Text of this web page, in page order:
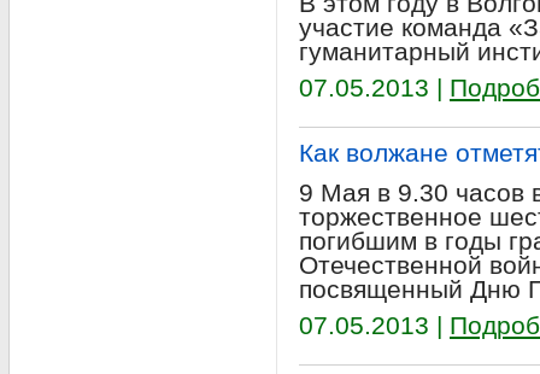
участие команда
гуманитарный
07.05.2013 |
Как волжане
9 Мая в 9.30 часов
торжественное
погибшим в годы
Отечественной
посвященный Дню
07.05.2013 |